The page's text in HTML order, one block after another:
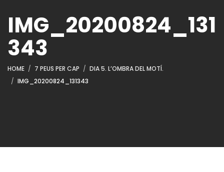
IMG_20200824_131
343
HOME 7 PEUS PER CAP
DIA 5. L’OMBRA DEL MOTÍ.
IMG_20200824_131343